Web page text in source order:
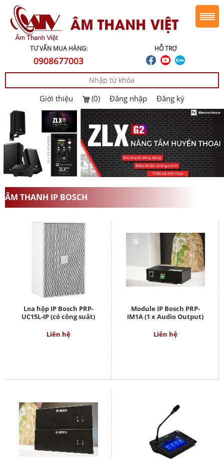
HỖ TRỢ
TƯ VẤN MUA HÀNG:
0908677003
Giới thiệu (0) Đăng nhập Đăng ký
ÂM THANH IP BOSCH
Loa hộp IP Bosch PRP-
UC15L-IP (có công suất)
Liên hệ
Module IP Bosch PRP-
IM1A (1 x Audio Output)
Liên hệ